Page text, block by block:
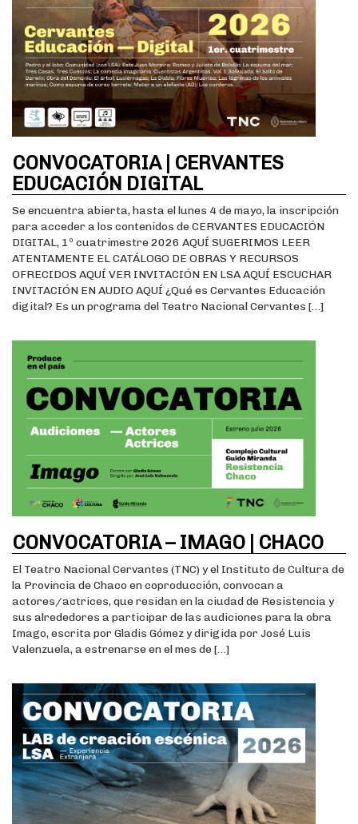
CONVOCATORIA | CERVANTES
EDUCACIÓN DIGITAL
Se encuentra abierta, hasta el lunes 4 de mayo, la inscripción
para acceder a los contenidos de CERVANTES EDUCACIÓN
DIGITAL, 1º cuatrimestre 2026 AQUÍ SUGERIMOS LEER
ATENTAMENTE EL CATÁLOGO DE OBRAS Y RECURSOS
OFRECIDOS AQUÍ VER INVITACIÓN EN LSA AQUÍ ESCUCHAR
INVITACIÓN EN AUDIO AQUÍ ¿Qué es Cervantes Educación
digital? Es un programa del Teatro Nacional Cervantes […]
CONVOCATORIA – IMAGO | CHACO
El Teatro Nacional Cervantes (TNC) y el Instituto de Cultura de
la Provincia de Chaco en coproducción, convocan a
actores/actrices, que residan en la ciudad de Resistencia y
sus alrededores a participar de las audiciones para la obra
Imago, escrita por Gladis Gómez y dirigida por José Luis
Valenzuela, a estrenarse en el mes de […]